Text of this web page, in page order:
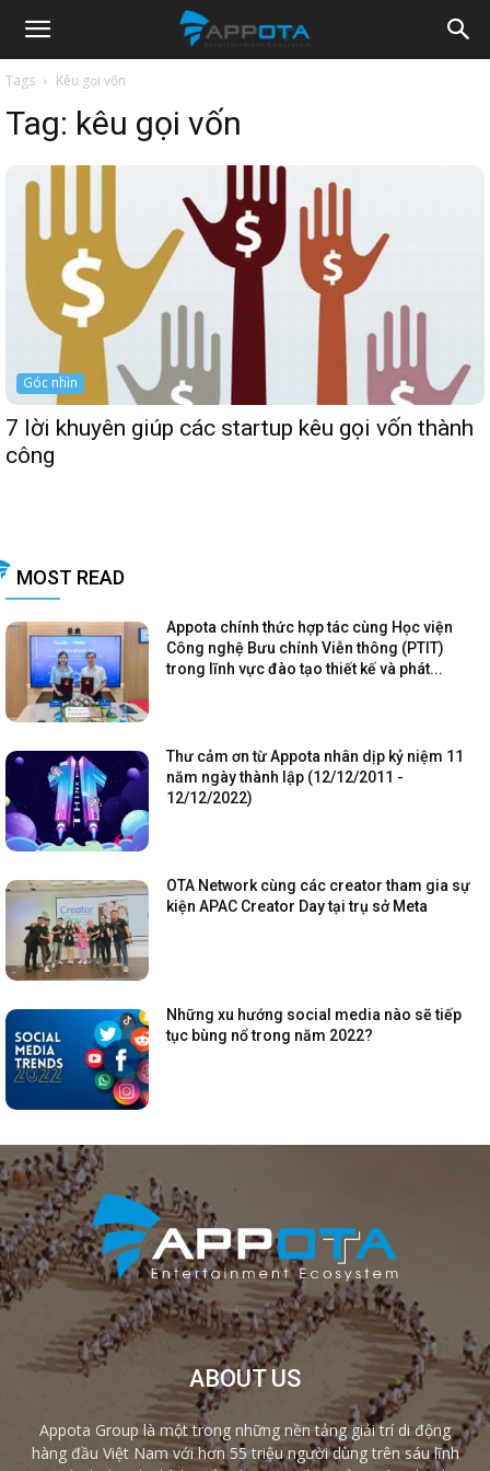
Appota
News
Tags Kêu gọi vốn
Tag: kêu gọi vốn
Góc nhìn
7 lời khuyên giúp các startup kêu gọi vốn thành
công
MOST READ
Appota chính thức hợp tác cùng Học viện
Công nghệ Bưu chính Viễn thông (PTIT)
trong lĩnh vực đào tạo thiết kế và phát...
Thư cảm ơn từ Appota nhân dịp kỷ niệm 11
năm ngày thành lập (12/12/2011 -
12/12/2022)
OTA Network cùng các creator tham gia sự
kiện APAC Creator Day tại trụ sở Meta
Những xu hướng social media nào sẽ tiếp
tục bùng nổ trong năm 2022?
ABOUT US
Appota Group là một trong những nền tảng giải trí di động
hàng đầu Việt Nam với hơn 55 triệu người dùng trên sáu lĩnh